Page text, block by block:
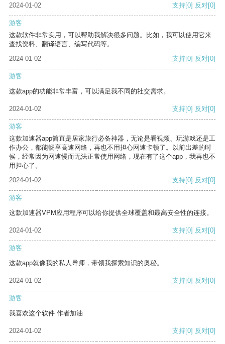
2024-01-02 支持[0] 反对[0]
游客
这款软件非常实用，可以帮助我解决很多问题。比如，我可以使用它来
查找资料、翻译语言、编写代码等。
2024-01-02
支持[0] 反对[0]
游客
这款app的功能非常丰富，可以满足我不同的社交需求。
2024-01-02 支持[0] 反对[0]
游客
这款加速器app简直是居家旅行必备神器，无论是看视频、玩游戏还是工
作办公，都能畅享高速网络，再也不用担心网速卡顿了。以前出差的时
候，经常因为网速慢而无法正常使用网络，现在有了这个app，我再也不
用担心了。
2024-01-02
支持[0] 反对[0]
游客
这款加速器VPM应用程序可以给你提供全球覆盖和最高安全性的连接。
2024-01-02 支持[0] 反对[0]
游客
这款app就像我的私人导师，带领我探索知识的奥秘。
2024-01-02 支持[0] 反对[0]
游客
我喜欢这个软件 作者加油
2024-01-02 支持[0] 反对[0]